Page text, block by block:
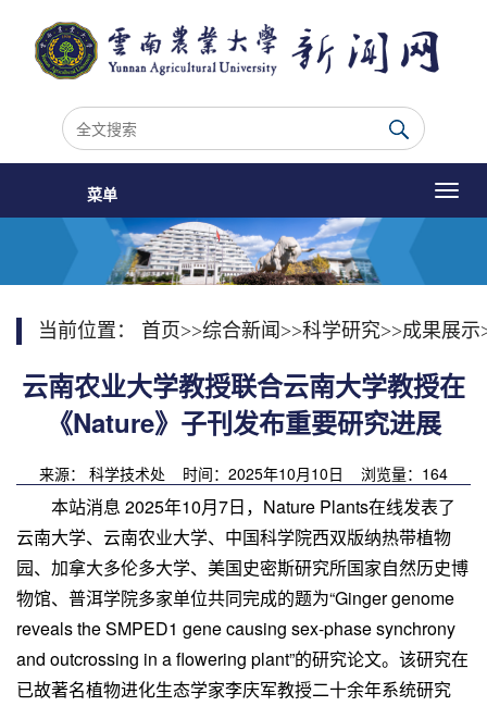
菜单
当前位置： 首页>>综合新闻 >>科学研究>>成果展示
云南农业大学教授联合云南大学教授在
《Nature》子刊发布重要研究进展
来源： 科学技术处 时间：2025年10月10日 浏览量： 164
本站消息 2025年10月7日，Nature Plants在线发表了
云南大学、云南农业大学、中国科学院西双版纳热带植物
园、加拿大多伦多大学、美国史密斯研究所国家自然历史博
物馆、普洱学院多家单位共同完成的题为“Ginger genome
reveals the SMPED1 gene causing sex-phase synchrony
and outcrossing in a flowering plant”的研究论文。该研究在
已故著名植物进化生态学家李庆军教授二十余年系统研究